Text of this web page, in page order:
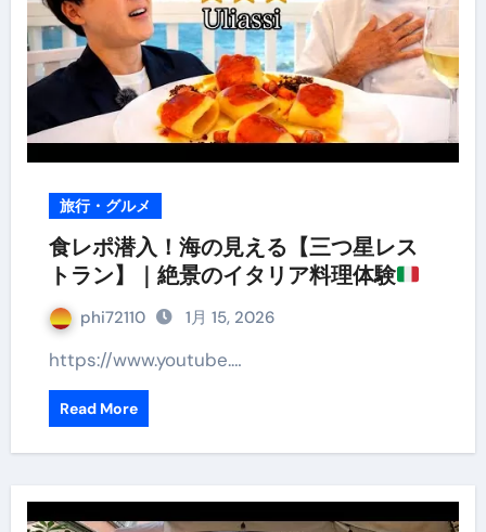
旅行・グルメ
食レポ潜入！海の見える【三つ星レス
トラン】｜絶景のイタリア料理体験
phi72110 1月 15, 2026
https://www.youtube.…
Read More